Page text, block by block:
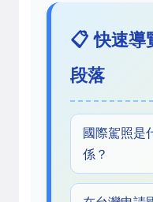
📋 快速導
段落
國際駕照是
係？